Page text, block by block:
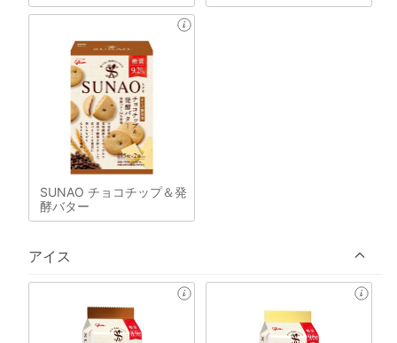
SUNAO チョコチップ＆発
酵バター
アイス